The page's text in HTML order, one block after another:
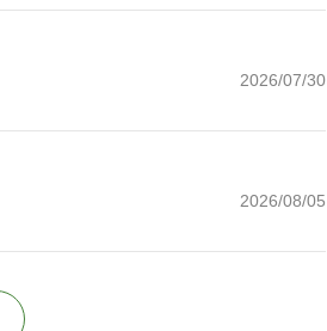
2026/07/30
2026/08/05